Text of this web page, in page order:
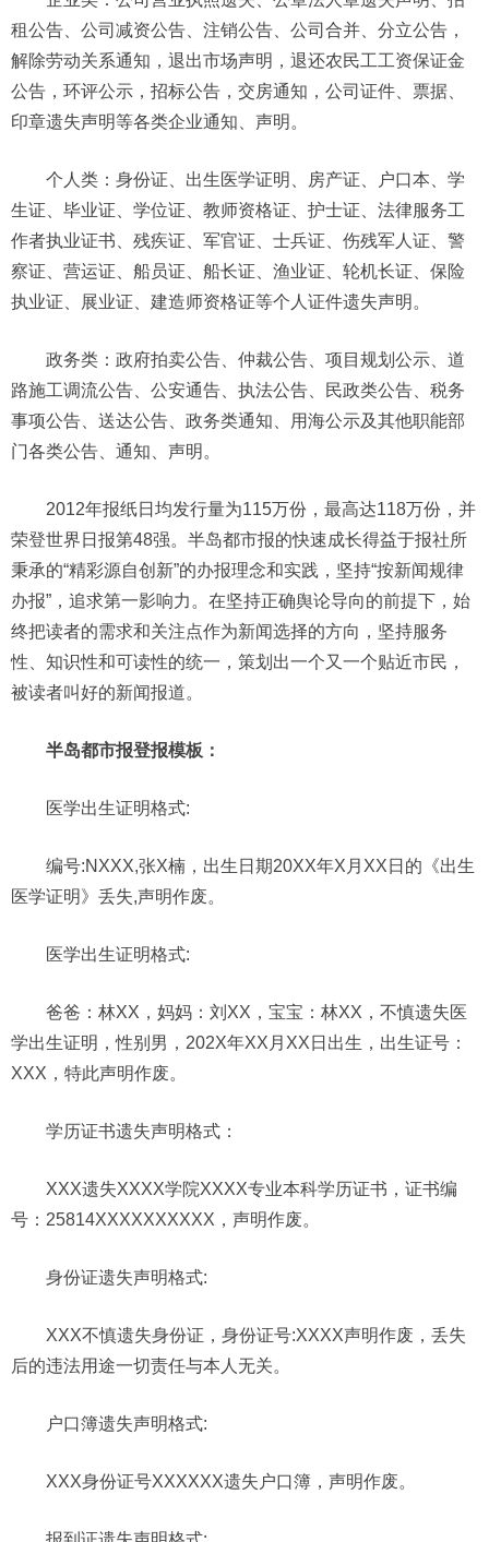
租公告、公司减资公告、注销公告、公司合并、分立公告，
解除劳动关系通知，退出市场声明，退还农民工工资保证金
公告，环评公示，招标公告，交房通知，公司证件、票据、
印章遗失声明等各类企业通知、声明。
个人类：身份证、出生医学证明、房产证、户口本、学
生证、毕业证、学位证、教师资格证、护士证、法律服务工
作者执业证书、残疾证、军官证、士兵证、伤残军人证、警
察证、营运证、船员证、船长证、渔业证、轮机长证、保险
执业证、展业证、建造师资格证等个人证件遗失声明。
政务类：政府拍卖公告、仲裁公告、项目规划公示、道
路施工调流公告、公安通告、执法公告、民政类公告、税务
事项公告、送达公告、政务类通知、用海公示及其他职能部
门各类公告、通知、声明。
2012年报纸日均发行量为115万份，最高达118万份，并
荣登世界日报第48强。半岛都市报的快速成长得益于报社所
秉承的“精彩源自创新”的办报理念和实践，坚持“按新闻规律
办报”，追求第一影响力。在坚持正确舆论导向的前提下，始
终把读者的需求和关注点作为新闻选择的方向，坚持服务
性、知识性和可读性的统一，策划出一个又一个贴近市民，
被读者叫好的新闻报道。
半岛都市报登报模板：
医学出生证明格式:
编号:NXXX,张X楠，出生日期20XX年X月XX日的《出生
医学证明》丢失,声明作废。
医学出生证明格式:
爸爸：林XX，妈妈：刘XX，宝宝：林XX，不慎遗失医
学出生证明，性别男，202X年XX月XX日出生，出生证号：
XXX，特此声明作废。
学历证书遗失声明格式：
XXX遗失XXXX学院XXXX专业本科学历证书，证书编
号：25814XXXXXXXXXX，声明作废。
身份证遗失声明格式:
XXX不慎遗失身份证，身份证号:XXXX声明作废，丢失
后的违法用途一切责任与本人无关。
户口簿遗失声明格式:
XXX身份证号XXXXXX遗失户口簿，声明作废。